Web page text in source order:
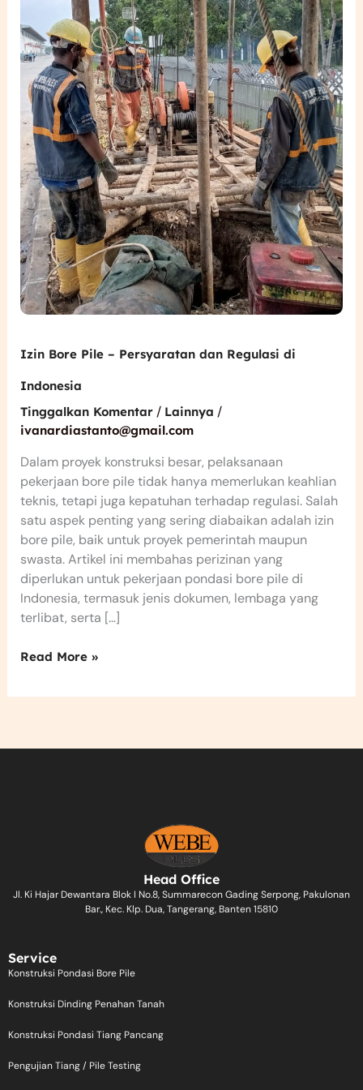
Izin Bore Pile – Persyaratan dan Regulasi di
Indonesia
Tinggalkan Komentar / Lainnya /
ivanardiastanto@gmail.com
Dalam proyek konstruksi besar, pelaksanaan
pekerjaan bore pile tidak hanya memerlukan keahlian
teknis, tetapi juga kepatuhan terhadap regulasi. Salah
satu aspek penting yang sering diabaikan adalah izin
bore pile, baik untuk proyek pemerintah maupun
swasta. Artikel ini membahas perizinan yang
diperlukan untuk pekerjaan pondasi bore pile di
Indonesia, termasuk jenis dokumen, lembaga yang
terlibat, serta […]
Indonesia
Read More »
Head Office
Jl. Ki Hajar Dewantara Blok I No.8, Summarecon Gading Serpong, Pakulonan
Bar., Kec. Klp. Dua, Tangerang, Banten 15810
Service
Konstruksi Pondasi Bore Pile
Konstruksi Dinding Penahan Tanah
Konstruksi Pondasi Tiang Pancang
Pengujian Tiang / Pile Testing